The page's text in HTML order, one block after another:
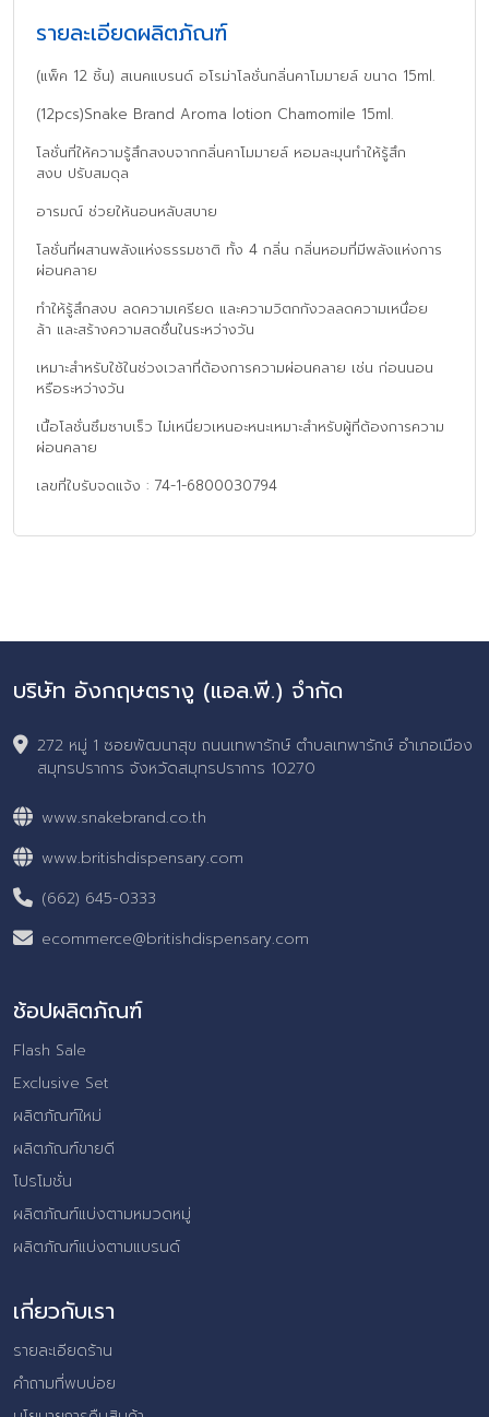
รายละเอียดผลิตภัณฑ์
(แพ็ค 12 ชิ้น) สเนคแบรนด์ อโรม่าโลชั่นกลิ่นคาโมมายล์ ขนาด 15ml.
(12pcs)Snake Brand Aroma lotion Chamomile 15ml.
โลชั่นที่ให้ความรู้สึกสงบจากกลิ่นคาโมมายล์ หอมละมุนทำให้รู้สึก
สงบ ปรับสมดุล
อารมณ์ ช่วยให้นอนหลับสบาย
โลชั่นที่ผสานพลังแห่งธรรมชาติ ทั้ง 4 กลิ่น กลิ่นหอมที่มีพลังแห่งการ
ผ่อนคลาย
ทำให้รู้สึกสงบ ลดความเครียด และความวิตกกังวลลดความเหนื่อย
ล้า และสร้างความสดชื่นในระหว่างวัน
เหมาะสำหรับใช้ในช่วงเวลาที่ต้องการความผ่อนคลาย เช่น ก่อนนอน
หรือระหว่างวัน
เนื้อโลชั่นซึมซาบเร็ว ไม่เหนี่ยวเหนอะหนะเหมาะสำหรับผู้ที่ต้องการความ
ผ่อนคลาย
เลขที่ใบรับจดแจ้ง : 74-1-6800030794
บริษัท อังกฤษตรางู (แอล.พี.) จำกัด
272 หมู่ 1 ซอยพัฒนาสุข ถนนเทพารักษ์ ตำบลเทพารักษ์ อำเภอเมือง
สมุทรปราการ จังหวัดสมุทรปราการ 10270
www.snakebrand.co.th
www.britishdispensary.com
(662) 645-0333
ecommerce@britishdispensary.com
ช้อปผลิตภัณฑ์
Flash Sale
Exclusive Set
ผลิตภัณฑ์ใหม่
ผลิตภัณฑ์ขายดี
โปรโมชั่น
ผลิตภัณฑ์แบ่งตามหมวดหมู่
ผลิตภัณฑ์แบ่งตามแบรนด์
เกี่ยวกับเรา
รายละเอียดร้าน
คำถามที่พบบ่อย